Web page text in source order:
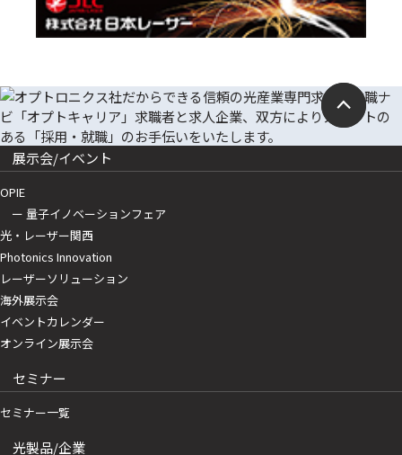
展示会/イベント
OPIE
ー 量子イノベーションフェア
光・レーザー関西
Photonics Innovation
レーザーソリューション
海外展示会
イベントカレンダー
オンライン展示会
セミナー
セミナー一覧
光製品/企業